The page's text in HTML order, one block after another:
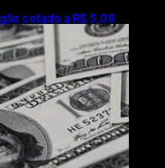
cotado a R$ 5,08